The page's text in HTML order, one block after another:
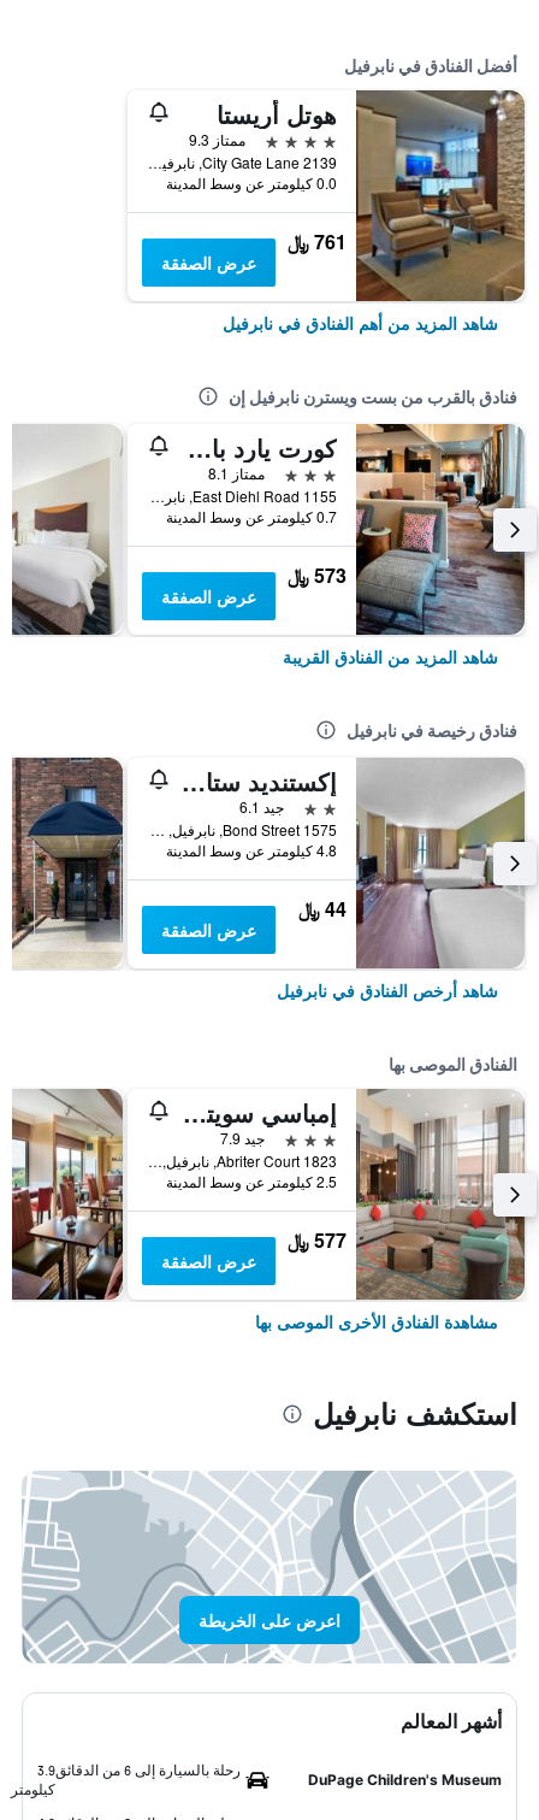
أفضل الفنادق في نابرفيل
هوتل أريستا
4 نجوم
ممتاز 9.3
2139 City Gate Lane, نابرفيل, IL, الولايات المتحدة الأميريكية
0.0 كيلومتر عن وسط المدينة
761 ﷼
عرض الصفقة
شاهد المزيد من أهم الفنادق في نابرفيل
فنادق بالقرب من بست ويسترن نابرفيل إن
كورت يارد باي ماريوت شيكاجو نابرفيل
3 نجوم
ممتاز 8.1
1155 East Diehl Road, نابرفيل, IL, الولايات المتحدة الأميريكية
0.7 كيلومتر عن وسط المدينة
573 ﷼
عرض الصفقة
شاهد المزيد من الفنادق القريبة
فنادق رخيصة في نابرفيل
إكستنديد ستاي أمريكا سيلكت سويتس شيكاجو نابرفيل غربًا
2 نجمتين
جيد 6.1
1575 Bond Street, نابرفيل, IL, الولايات المتحدة الأميريكية
4.8 كيلومتر عن وسط المدينة
44 ﷼
عرض الصفقة
شاهد أرخص الفنادق في نابرفيل
الفنادق الموصى بها
إمباسي سويتس باي هيلتون شيكاجو نابرفيل
3 نجوم
جيد 7.9
1823 Abriter Court, نابرفيل, IL, الولايات المتحدة الأميريكية
2.5 كيلومتر عن وسط المدينة
577 ﷼
عرض الصفقة
مشاهدة الفنادق الأخرى الموصى بها
استكشف نابرفيل
اعرض على الخريطة
أشهر المعالم
DuPage Children's Museum
رحلة بالسيارة إلى 6 من الدقائق
3.9
كيلومتر